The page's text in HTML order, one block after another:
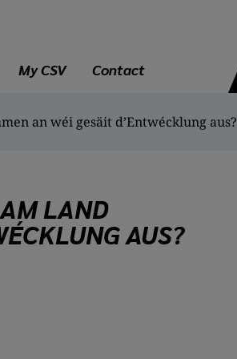
My CSV Contact
an wéi gesäit d’Entwécklung aus?
LAND
AUS?